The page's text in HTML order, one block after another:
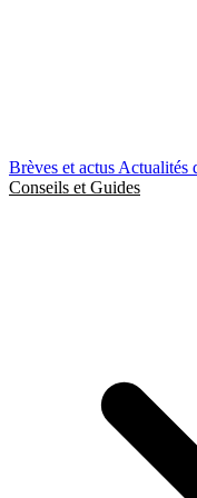
Brèves et actus Actualités
Conseils et Guides